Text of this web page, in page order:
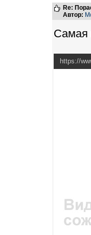
Re:
Автор:
Самая
https://